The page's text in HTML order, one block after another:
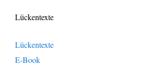
Lückentexte
Lückentexte
E-Book